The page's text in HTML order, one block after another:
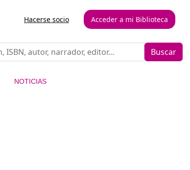
Hacerse socio Acceder a mi Biblioteca
Buscar
NOTICIAS